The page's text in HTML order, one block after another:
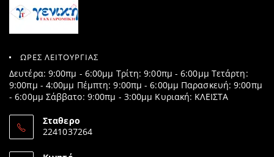
ΩΡΕΣ ΛΕΙΤΟΥΡΓΙΑΣ
Δευτέρα: 9:00πμ - 6:00μμ Τρίτη: 9:00πμ - 6:00μμ Τετάρτη:
9:00πμ - 4:00μμ Πέμπτη: 9:00πμ - 6:00μμ Παρασκευή: 9:00πμ
- 6:00μμ Σάββατο: 9:00πμ - 3:00μμ Κυριακή: ΚΛΕΙΣΤΑ
Σταθερο
2241037264
in